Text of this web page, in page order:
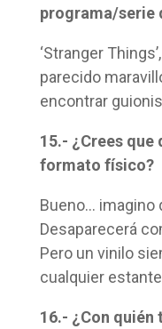
programa/serie
‘Stranger
parecido
encontrar
15.- ¿Crees que
formato físico?
Bueno… imagino
Desaparecerá
Pero un vinilo
cualquier
16.- ¿Con quién